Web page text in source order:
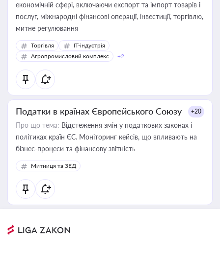
економічній сфері, включаючи експорт та імпорт товарів і
послуг, міжнародні фінансові операції, інвестиції, торгівлю,
митне регулювання
Торгівля
IT-індустрія
Агропромисловий комплекс
+2
Податки в країнах Європейського Союзу +20
Про що тема: Відстеження змін у податкових законах і
політиках країн ЄС. Моніторинг кейсів, що впливають на
бізнес-процеси та фінансову звітність
Митниця та ЗЕД